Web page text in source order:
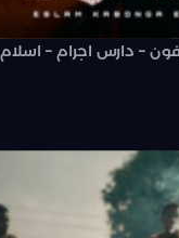
– دارس اجرام – اسلام